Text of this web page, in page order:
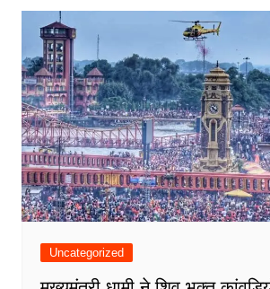
Uncategorized